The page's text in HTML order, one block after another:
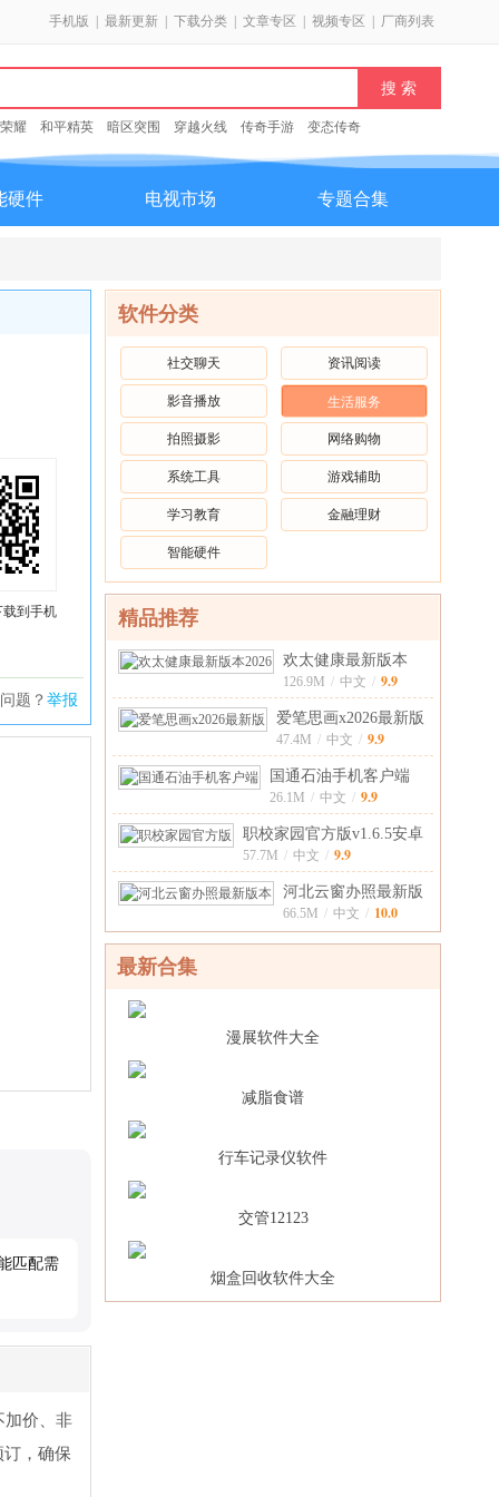
手机版 最新更新 下载分类 文章专区 视频专区 厂商列表
耀 和平精英 暗区突围 穿越火线 传奇手游 变态传奇
硬件 电视市场 专题合集
题？ 举报
载到手机
匹配需
加价、非
，确保
软件分类
社交聊天 资讯阅读
影音播放 生活服务
拍照摄影 网络购物
系统工具 游戏辅助
学习教育 金融理财
智能硬件
精品推荐
欢太健康最新版本
20266.0.17_f
126.9M / 中文 / 9.9
爱笔思画x2026最新版
13.1.19安
47.4M / 中文 / 9.9
国通石油手机客户端
1.28.1安卓
26.1M / 中文 / 9.9
职校家园官方版v1.6.5安卓
版
57.7M / 中文 / 9.9
河北云窗办照最新版
本v1.5.77安
66.5M / 中文 / 10.0
最新合集
漫展软件大全
减脂食谱
行车记录仪软件
交管12123
烟盒回收软件大全